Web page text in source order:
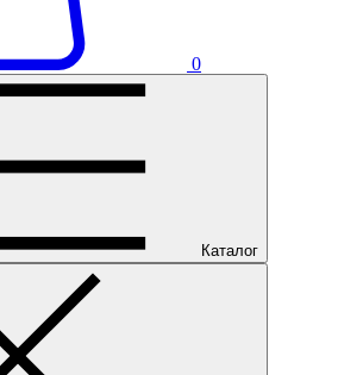
0
Каталог